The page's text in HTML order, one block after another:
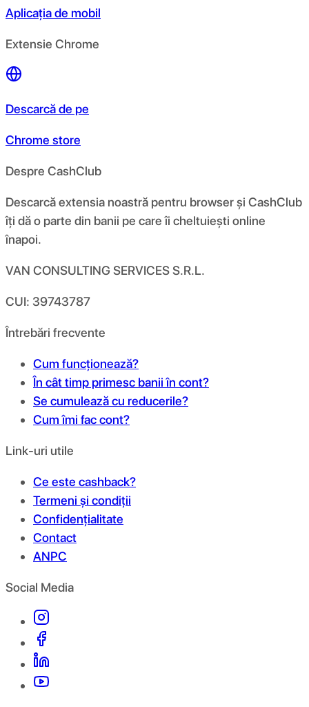
Aplicația de mobil
Extensie Chrome
Descarcă de pe
Chrome store
Despre CashClub
Descarcă extensia noastră pentru browser și CashClub
îți dă o parte din banii pe care îi cheltuiești online
înapoi.
VAN CONSULTING SERVICES S.R.L.
CUI: 39743787
Întrebări frecvente
Cum funcționează?
În cât timp primesc banii în cont?
Se cumulează cu reducerile?
Cum îmi fac cont?
Link-uri utile
Ce este cashback?
Termeni și condiții
Confidențialitate
Contact
ANPC
Social Media